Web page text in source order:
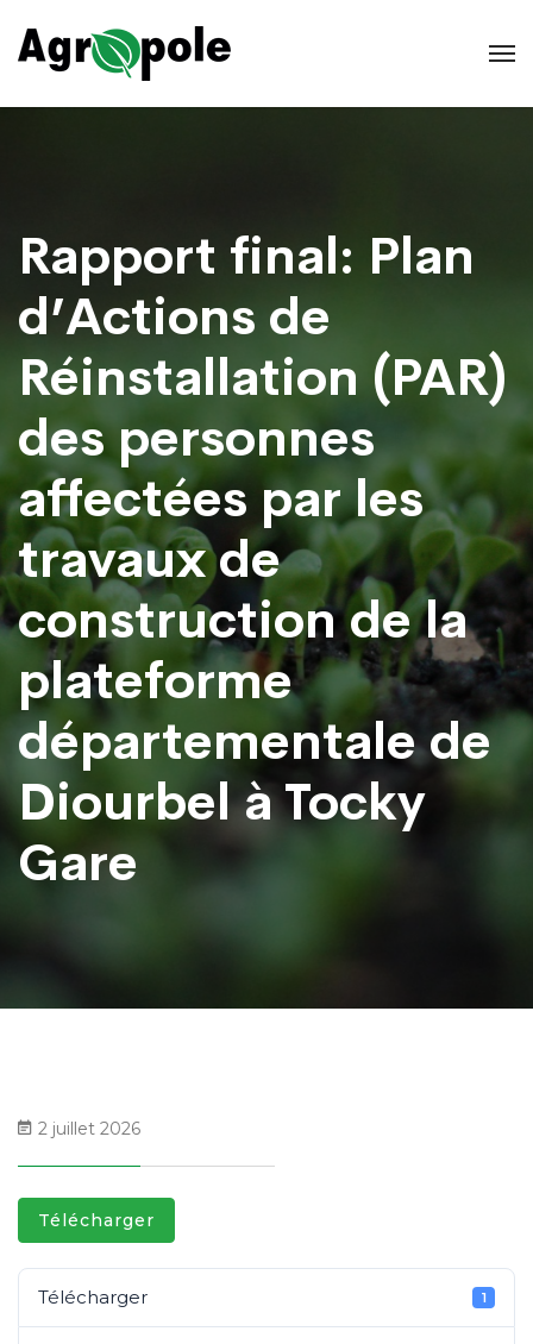
Rapport final: Plan
d’Actions de
Réinstallation (PAR)
des personnes
affectées par les
travaux de
construction de la
plateforme
départementale de
Diourbel à Tocky
Gare
2 juillet 2026
Télécharger
Télécharger 1